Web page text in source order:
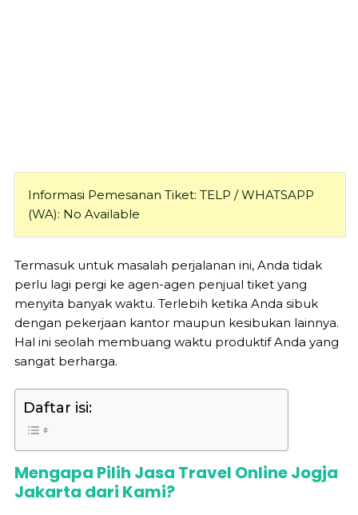
Informasi Pemesanan Tiket: TELP / WHATSAPP
(WA): No Available
Termasuk untuk masalah perjalanan ini, Anda tidak
perlu lagi pergi ke agen-agen penjual tiket yang
menyita banyak waktu. Terlebih ketika Anda sibuk
dengan pekerjaan kantor maupun kesibukan lainnya.
Hal ini seolah membuang waktu produktif Anda yang
sangat berharga.
Daftar isi:
Mengapa Pilih Jasa Travel Online Jogja
Jakarta dari Kami?